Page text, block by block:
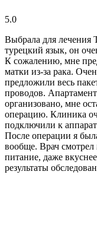
5.0
Выбрала для лечения
турецкий язык, он
К сожалению, мне
матки из-за рака.
предложили весь
проводов.
организовано, мне
операцию. Клиника
подключили к
После операции я
вообще. Врач
питание, даже
результаты